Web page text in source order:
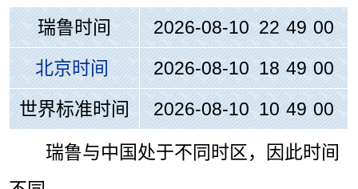
瑞鲁时间
2026-08-10 22 :49 :01
北京时间
2026-08-10 18 :49 01
世界标准时间
2026-08-10 10 :49 :01
瑞鲁与中国处于不同时区，因此时间